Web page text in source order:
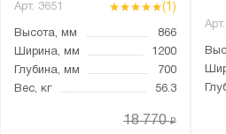
Арт. 3651 (1)
Высота, мм
866
Ширина, мм
1200
Глубина, мм
700
Вес, кг
56.3
18 770₽
Арт.
Экран:
1 экран
1 экран c подсветкой
1 экран и крепление
1 экран и освещение